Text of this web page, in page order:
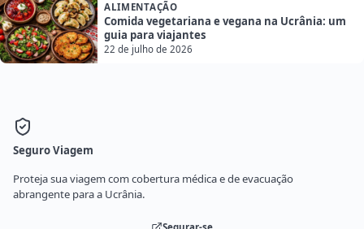
ALIMENTAÇÃO
Comida vegetariana e vegana na Ucrânia: um
guia para viajantes
22 de julho de 2026
Seguro Viagem
Proteja sua viagem com cobertura médica e de evacuação
abrangente para a Ucrânia.